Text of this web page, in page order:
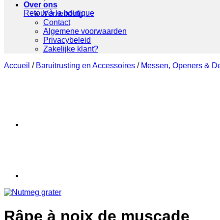
Retour à la boutique
Over ons
Verzending
Contact
Algemene voorwaarden
Privacybeleid
Zakelijke klant?
Accueil / Baruitrusting en Accessoires / Messen, Openers &
Râpe à noix de muscade